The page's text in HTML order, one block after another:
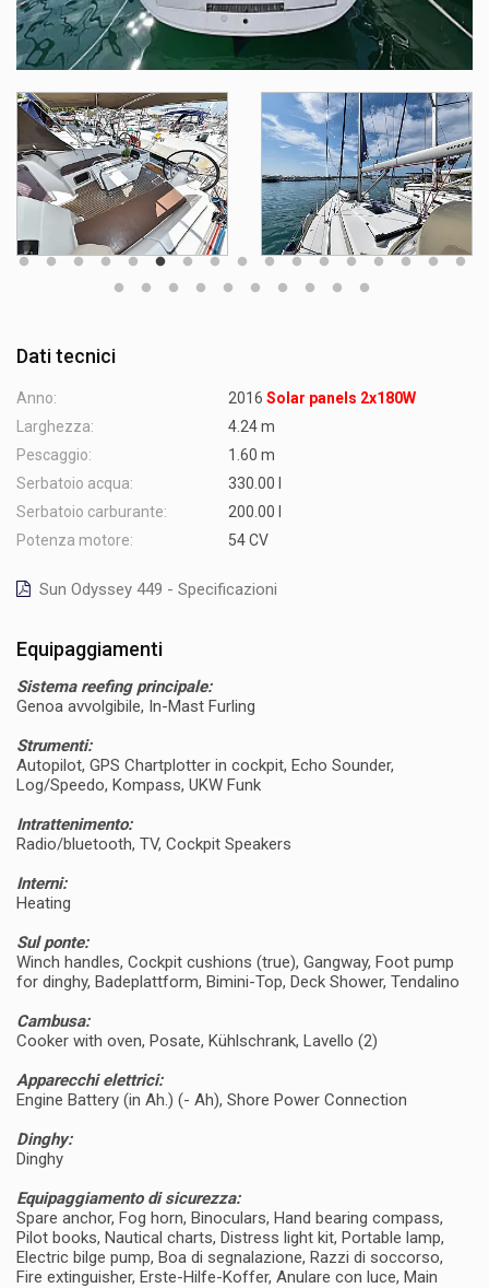
Dati tecnici
Anno: 2016 Solar panels 2x180W
Larghezza:
4.24 m
Pescaggio:
1.60 m
Serbatoio acqua:
330.00 l
Serbatoio carburante:
200.00 l
Potenza motore:
54 CV
Sun Odyssey 449 - Specificazioni
Equipaggiamenti
Sistema reefing principale:
Genoa avvolgibile, In-Mast Furling
Strumenti:
Autopilot, GPS Chartplotter in cockpit, Echo Sounder,
Log/Speedo, Kompass, UKW Funk
Intrattenimento:
Radio/bluetooth, TV, Cockpit Speakers
Interni:
Heating
Sul ponte:
Winch handles, Cockpit cushions (true), Gangway, Foot pump
for dinghy, Badeplattform, Bimini-Top, Deck Shower, Tendalino
Cambusa:
Cooker with oven, Posate, Kühlschrank, Lavello (2)
Apparecchi elettrici:
Engine Battery (in Ah.) (- Ah), Shore Power Connection
Dinghy:
Dinghy
Equipaggiamento di sicurezza:
Spare anchor, Fog horn, Binoculars, Hand bearing compass,
Pilot books, Nautical charts, Distress light kit, Portable lamp,
Electric bilge pump, Boa di segnalazione, Razzi di soccorso,
Fire extinguisher, Erste-Hilfe-Koffer, Anulare con luce, Main